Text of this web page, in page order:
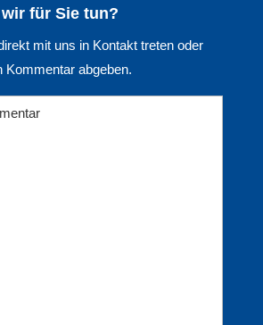
für Sie tun?
mit uns in Kontakt treten oder
Kommentar abgeben.